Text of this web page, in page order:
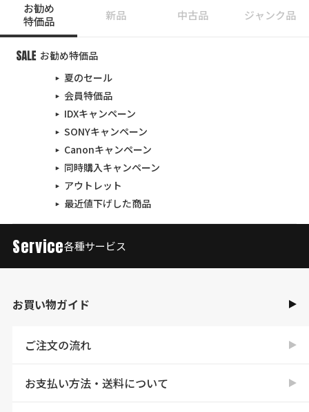
お勧め
特価品
新品 中古品 ジャンク品
お勧め特価品
夏のセール
会員特価品
IDXキャンペーン
SONYキャンペーン
Canonキャンペーン
同時購入キャンペーン
アウトレット
最近値下げした商品
Service各種サービス
お買い物ガイド
ご注文の流れ
お支払い方法・送料について